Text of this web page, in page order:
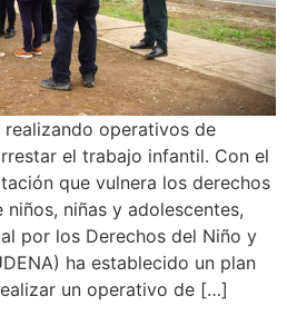
realizando operativos de
el trabajo infantil. Con el
que vulnera los derechos
niñas y adolescentes,
por los Derechos del Niño y
ha establecido un plan
un operativo de […]